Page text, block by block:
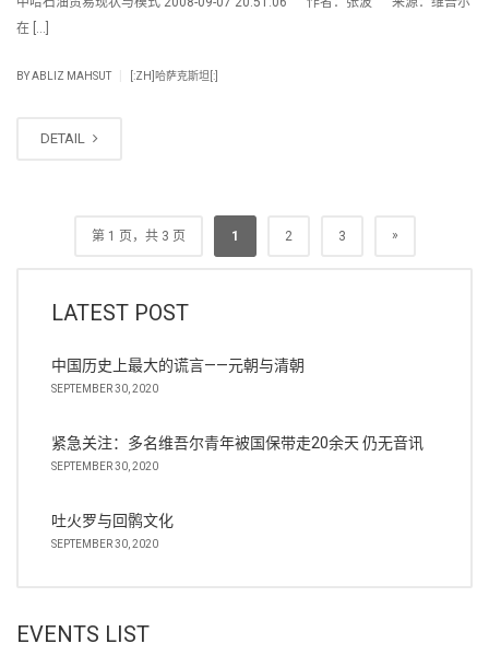
在 […]
BYABLIZ MAHSUT [:ZH]哈萨克斯坦[:]
DETAIL
第 1 页，共 3 页 1 2 3 »
LATEST POST
中国历史上最大的谎言——元朝与清朝
SEPTEMBER 30, 2020
紧急关注：多名维吾尔青年被国保带走20余天 仍无音讯
SEPTEMBER 30, 2020
吐火罗与回鹘文化
SEPTEMBER 30, 2020
EVENTS LIST